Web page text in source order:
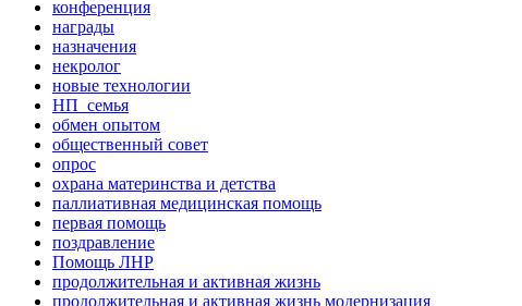
конференция
награды
назначения
некролог
новые технологии
НП_семья
обмен опытом
общественный совет
опрос
охрана материнства и детства
паллиативная медицинская помощь
первая помощь
поздравление
Помощь ЛНР
продолжительная и активная жизнь
продолжительная и активная жизнь модернизация